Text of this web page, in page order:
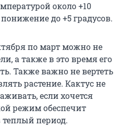
около +10
до +5 градусов.
по март можно не
а также в это время его
Также важно не вертеть
растение. Кактус не
если хочется
режим обеспечит
теплый период.